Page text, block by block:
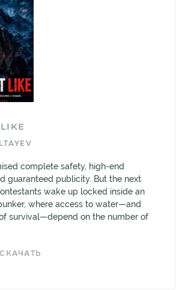
complete safety, high-end
guaranteed publicity. But the next
wake up locked inside an
where access to water—and
survival—depend on the number of